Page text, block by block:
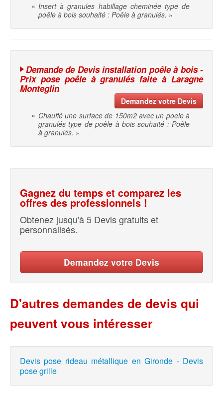
« Insert à granules habillage cheminée type de
poêle à bois souhaité : Poêle à granulés. »
Demande de Devis installation poêle à bois -
Prix pose poêle à granulés faite à Laragne
Monteglin
Demandez votre Devis
« Chauffé une surface de 150m2 avec un poele à
granulés type de poêle à bois souhaité : Poêle
à granulés. »
Gagnez du temps et comparez les
offres des professionnels !
Obtenez jusqu'à 5 Devis gratuits et
personnalisés.
Demandez votre Devis
D'autres demandes de devis qui
peuvent vous intéresser
Devis pose rideau métallique en Gironde - Devis
pose grille